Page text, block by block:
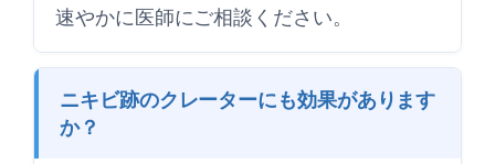
速やかに医師にご相談ください。
ニキビ跡のクレーターにも効果があります
か？